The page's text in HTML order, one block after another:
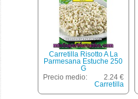
Carretilla Risotto A La
Parmesana Estuche 250
G
Precio medio:
2.24 €
Carretilla